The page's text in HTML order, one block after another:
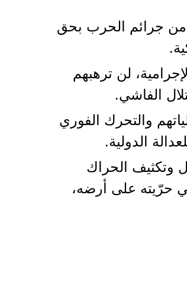
من جرائم الحرب بحق
لن ترهبهم
الفاشي.
والتحرك الفوري
الدولية.
وتكثيف الحراك
حرّيته على أرضه،